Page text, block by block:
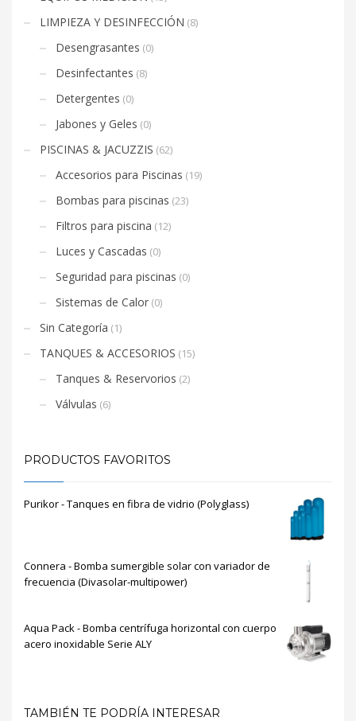
LIMPIEZA Y DESINFECCIÓN (8)
Desengrasantes (0)
Desinfectantes (8)
Detergentes (0)
Jabones y Geles (0)
PISCINAS & JACUZZIS (62)
Accesorios para Piscinas (19)
Bombas para piscinas (23)
Filtros para piscina (12)
Luces y Cascadas (0)
Seguridad para piscinas (0)
Sistemas de Calor (0)
Sin Categoría (1)
TANQUES & ACCESORIOS (15)
Tanques & Reservorios (2)
Válvulas (6)
PRODUCTOS FAVORITOS
Purikor - Tanques en fibra de vidrio (Polyglass)
Connera - Bomba sumergible solar con variador de
frecuencia (Divasolar-multipower)
Aqua Pack - Bomba centrífuga horizontal con cuerpo
acero inoxidable Serie ALY
TAMBIÉN TE PODRÍA INTERESAR